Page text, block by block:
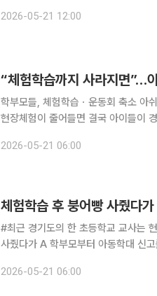
면 인공지능(AI) 인재 양성과 국가책
2026-05-21 12:00
학부모들, 체험학습ㆍ운동회 축소 아쉬움
현장체험이 줄어들면 결국 아이들이
을 그만두고 남편과 함께 식당을 운영
2026-05-21 06:00
#최근 경기도의 한 초등학교 교사는
사줬다가 A 학부모부터 아동학대 신
미 인지하고 해당 학생이 다른 친구들
2026-05-21 06:00